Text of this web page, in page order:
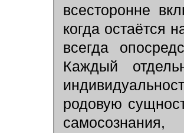
всесторонне
когда остаётся
всегда
Каждый
родовую